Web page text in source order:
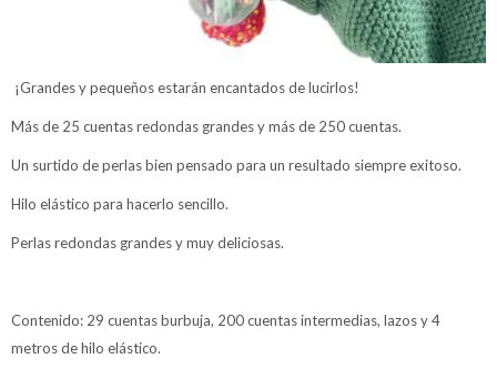
¡Grandes y pequeños estarán encantados de lucirlos!
Más de 25 cuentas redondas grandes y más de 250 cuentas.
Un surtido de perlas bien pensado para un resultado siempre exitoso.
Hilo elástico para hacerlo sencillo.
Perlas redondas grandes y muy deliciosas.
Contenido: 29 cuentas burbuja, 200 cuentas intermedias, lazos y 4
metros de hilo elástico.